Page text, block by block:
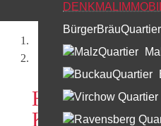
BürgerBräuQuartier
Haus
Haus